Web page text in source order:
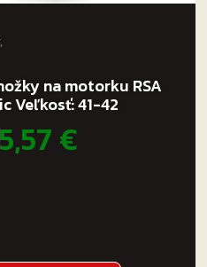
,
na motorku RSA
Veľkosť: 41-42
5,57€